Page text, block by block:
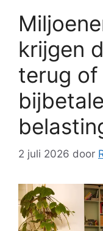
krijgen
terug
2 juli 2026 door